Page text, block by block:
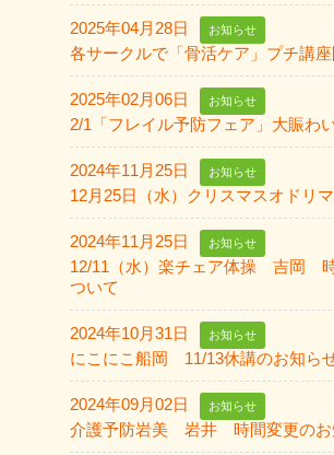
2025年04月28日 お知らせ
各サークルで「骨活ケア」プチ講座
2025年02月06日 お知らせ
2/1「フレイル予防フェア」大賑わ
2024年11月25日 お知らせ
12月25日（水）クリスマスオドリ
2024年11月25日 お知らせ
12/11（水）楽チェア体操 吉岡
ついて
2024年10月31日 お知らせ
にこにこ船岡 11/13休講のお知ら
2024年09月02日 お知らせ
介護予防岩美 岩井 時間変更のお